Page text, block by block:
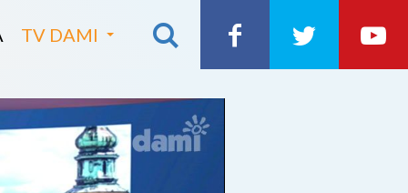
TV DAMI